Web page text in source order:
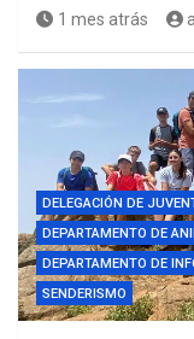
1 mes atrás
DELEGACIÓN DE
DEPARTAMENTO DE
DEPARTAMENTO DE
SENDERISMO